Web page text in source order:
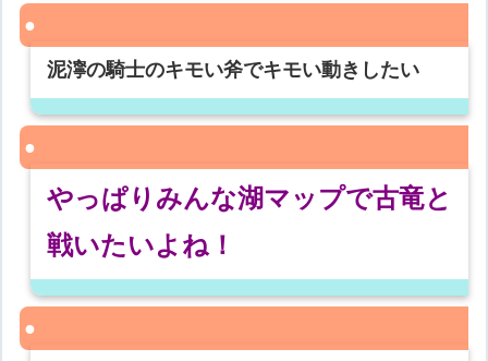
泥濘の騎士のキモい斧でキモい動きしたい
やっぱりみんな湖マップで古竜と
戦いたいよね！